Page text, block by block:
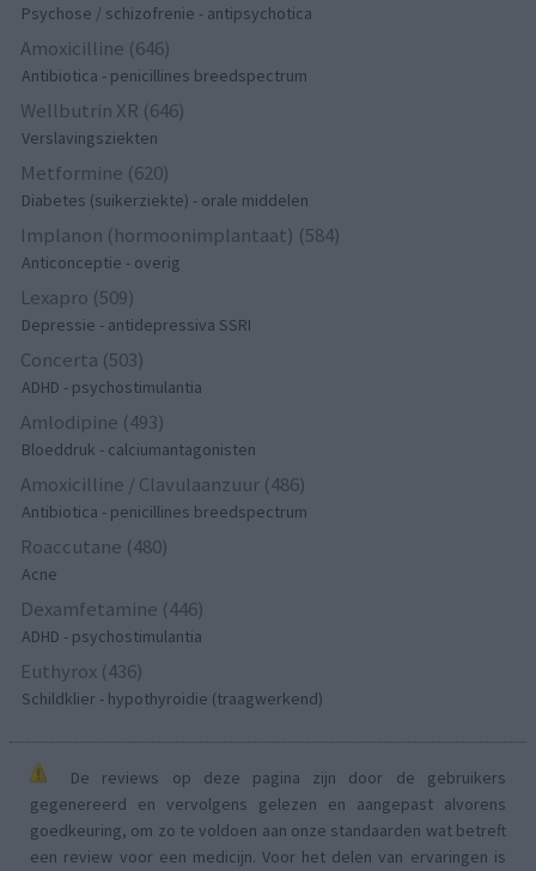
Psychose / schizofrenie - antipsychotica
Amoxicilline (646)
Antibiotica - penicillines breedspectrum
Wellbutrin XR (646)
Verslavingsziekten
Metformine (620)
Diabetes (suikerziekte) - orale middelen
Implanon (hormoonimplantaat) (584)
Anticonceptie - overig
Lexapro (509)
Depressie - antidepressiva SSRI
Concerta (503)
ADHD - psychostimulantia
Amlodipine (493)
Bloeddruk - calciumantagonisten
Amoxicilline / Clavulaanzuur (486)
Antibiotica - penicillines breedspectrum
Roaccutane (480)
Acne
Dexamfetamine (446)
ADHD - psychostimulantia
Euthyrox (436)
Schildklier - hypothyroidie (traagwerkend)
De reviews op deze pagina zijn door de gebruikers
gegenereerd en vervolgens gelezen en aangepast alvorens
goedkeuring, om zo te voldoen aan onze standaarden wat betreft
een review voor een medicijn. Voor het delen van ervaringen is